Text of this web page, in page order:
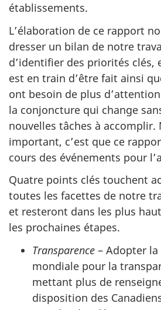
établissements.
L’élaboration de ce rapport
dresser un bilan de notre
d’identifier des priorités clés,
est en train d’être fait ainsi
ont besoin de plus
la conjoncture qui change
nouvelles tâches à accomplir.
important, c’est que ce
cours des événements pour
Quatre points clés touchent
toutes les facettes de notre
et resteront dans les plus
les prochaines étapes.
Transparence – Adopter
mondiale pour la
mettant plus de
disposition des